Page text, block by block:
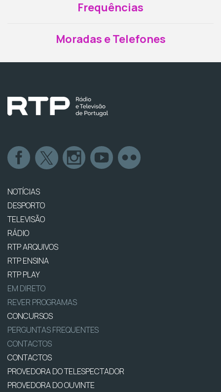
Frequências
Moradas e Telefones
NOTÍCIAS
DESPORTO
TELEVISÃO
RÁDIO
RTP ARQUIVOS
RTP ENSINA
RTP PLAY
EM DIRETO
REVER PROGRAMAS
CONCURSOS
PERGUNTAS FREQUENTES
CONTACTOS
CONTACTOS
PROVEDORA DO TELESPECTADOR
PROVEDORA DO OUVINTE